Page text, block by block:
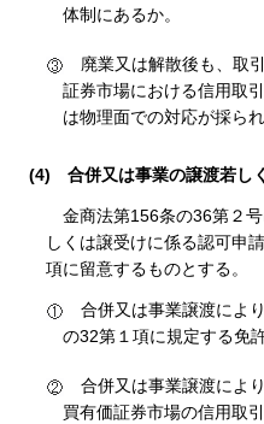
体制にあるか。
廃業又は解散後も、取
証券市場における信用取
は物理面での対応が採られ
(4) 合併又は事業の譲渡若し
金商法第156条の36第２
しくは譲受けに係る認可申
項に留意するものとする。
合併又は事業譲渡によ
の32第１項に規定する免
合併又は事業譲渡によ
買有価証券市場の信用取